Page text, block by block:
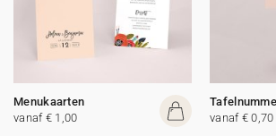
Menukaarten
vanaf € 1,00
vanaf € 0,70